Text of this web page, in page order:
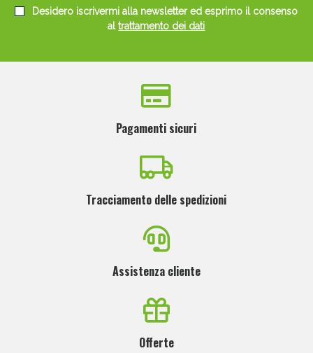
Desidero iscrivermi alla newsletter ed esprimo il consenso
altrattamento dei dati
Pagamenti sicuri
Tracciamento delle spedizioni
Assistenza cliente
Offerte